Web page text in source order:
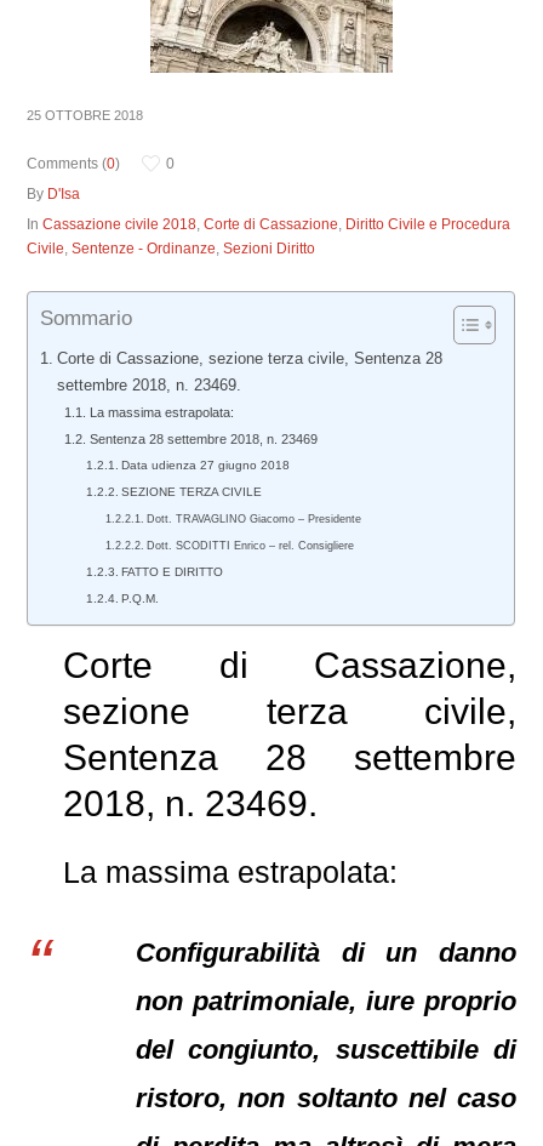
25 OTTOBRE 2018
Comments (0)
0
By D'Isa
InCassazione civile 2018,Corte di Cassazione, Diritto Civile e Procedura
Civile,Sentenze - Ordinanze,Sezioni Diritto
Sommario
Corte di Cassazione, sezione terza civile, Sentenza 28
settembre 2018, n. 23469.
La massima estrapolata:
Sentenza 28 settembre 2018, n. 23469
Data udienza 27 giugno 2018
SEZIONE TERZA CIVILE
Dott. TRAVAGLINO Giacomo – Presidente
Dott. SCODITTI Enrico – rel. Consigliere
FATTO E DIRITTO
P.Q.M.
Corte di Cassazione,
sezione terza civile,
Sentenza 28 settembre
2018, n. 23469.
La massima estrapolata:
Configurabilità di un danno
non patrimoniale, iure proprio
del congiunto, suscettibile di
ristoro, non soltanto nel caso